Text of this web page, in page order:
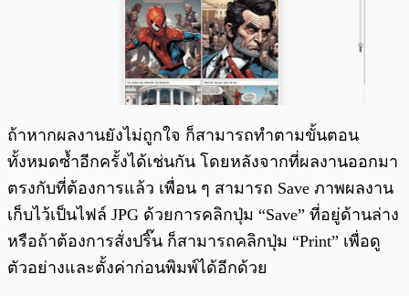
ถ้าหากผลงานยังไม่ถูกใจ ก็สามารถทำตามขั้นตอน
ทั้งหมดซ้ำอีกครั้งได้เช่นกัน โดยหลังจากที่ผลงานออกมา
ตรงกับที่ต้องการแล้ว เพื่อน ๆ สามารถ Save ภาพผลงาน
เก็บไว้เป็นไฟล์ JPG ด้วยการคลิกปุ่ม “Save” ที่อยู่ด้านล่าง
หรือถ้าต้องการสั่งปริ๊น ก็สามารถคลิกปุ่ม “Print” เพื่อดู
ตัวอย่างและตั้งค่าก่อนพิมพ์ได้อีกด้วย